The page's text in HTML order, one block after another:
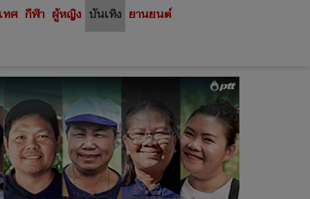
ทศ กีฬา ผู้หญิง บันเทิง ยานยนต์